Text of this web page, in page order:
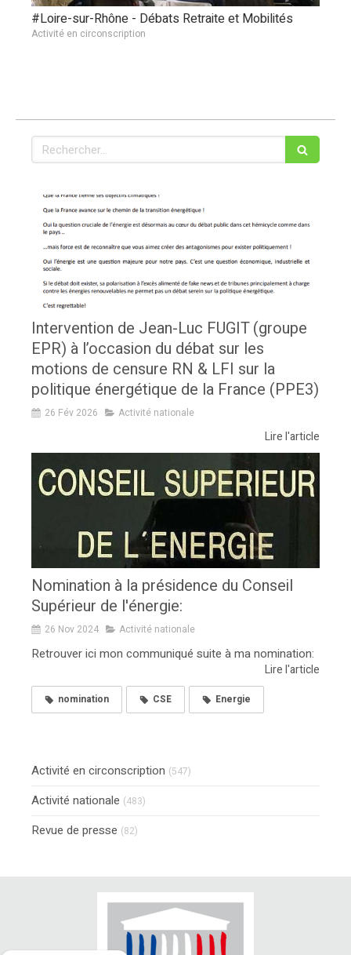
#Loire-sur-Rhône - Débats Retraite et Mobilités
Activité en circonscription
Rechercher
Intervention de Jean-Luc FUGIT (groupe
EPR) à l’occasion du débat sur les
motions de censure RN & LFI sur la
politique énergétique de la France (PPE3)
26 Fév 2026 Activité nationale
Lire l'article
Nomination à la présidence du Conseil
Supérieur de l'énergie:
26 Nov 2024 Activité nationale
Retrouver ici mon communiqué suite à ma nomination:
Lire l'article
nomination CSE Energie
Activité en circonscription (547)
Activité nationale (483)
Revue de presse (82)